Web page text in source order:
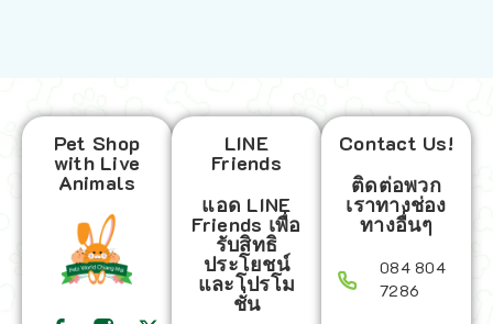
Pet Shop
with Live
Animals
LINE
Friends
แอด LINE
Friends เพื่อ
รับสิทธิ
ประโยชน์
และโปรโม
ชั่น
Contact Us!
ติดต่อพวก
เราทางช่อง
ทางอื่นๆ
084 804
7286